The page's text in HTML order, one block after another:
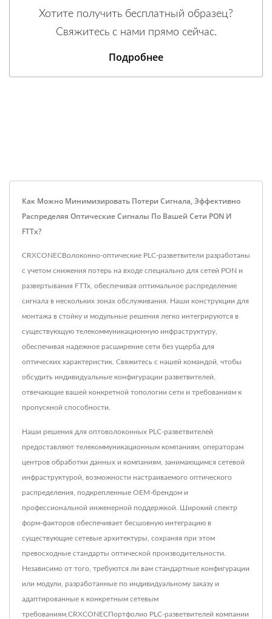
Хотите получить бесплатный образец?
Свяжитесь с нами прямо сейчас.
Подробнее
Как Можно Минимизировать Потери Сигнала, Эффективно
Распределяя Оптические Сигналы По Вашей Сети PON И
FTTx?
CRXCONECВолоконно-оптические PLC-разветвители разработаны
с учетом снижения потерь на входе специально для сетей PON и
развертывания FTTx, обеспечивая оптимальное распределение
сигнала в нескольких зонах обслуживания. Наши конструкции для
монтажа в стойку и модульные решения легко интегрируются в
существующую телекоммуникационную инфраструктуру,
обеспечивая надежное расширение сети без ущерба для
оптических характеристик. Свяжитесь с нашей командой, чтобы
обсудить индивидуальные конфигурации разветвителей,
отвечающие вашей конкретной топологии сети и требованиям к
пропускной способности.
Наши решения для оптоволоконных PLC-разветвителей
предоставляют телекоммуникационным компаниям, операторам
центров обработки данных и компаниям, занимающимся сетевой
инфраструктурой, возможности настраиваемого оптического
распределения, подкрепленные OEM-брендом и
профессиональной инженерной поддержкой. Широкий спектр
форм-факторов обеспечивает бесшовную интеграцию в
существующие сетевые архитектуры, сохраняя при этом
превосходные стандарты оптической производительности.
Независимо от того, требуются ли вам стандартные конфигурации
или модули, разработанные по индивидуальному заказу и
адаптированные к конкретным сетевым
требованиям,CRXCONECПортфолио PLC-разветвителей компании